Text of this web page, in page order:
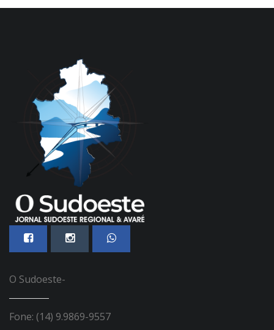
O Sudoeste-
Fone: (14) 9.9869-9557